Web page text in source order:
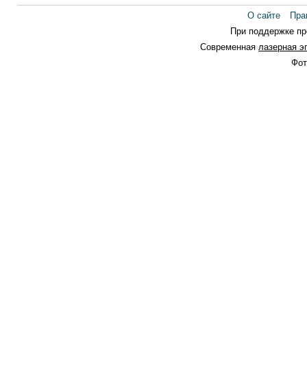
О сайте
При поддержке
Современная лазерная